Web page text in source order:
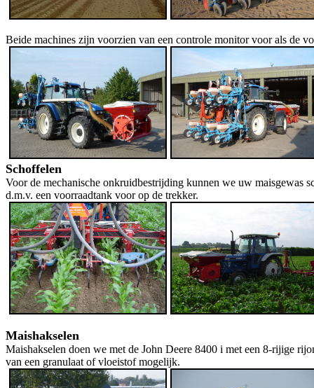
Beide machines zijn voorzien van een controle monitor voor als de
Schoffelen
Voor de mechanische onkruidbestrijding kunnen we uw maisgewas
d.m.v. een voorraadtank voor op de trekker.
Maishakselen
Maishakselen doen we met de John Deere 8400 i met een 8-rijige
van een granulaat of vloeistof mogelijk.